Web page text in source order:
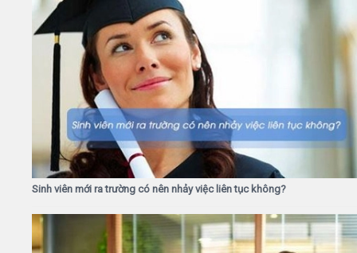
Sinh viên mới ra trường có nên nhảy việc liên tục không?